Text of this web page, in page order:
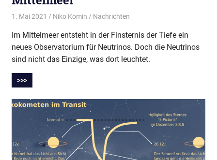
1. Mai 2021 Niko Komin Nachrichten
Im Mittelmeer entsteht in der Finsternis der Tiefe ein
neues Observatorium für Neutrinos. Doch die Neutrinos
sind nicht das Einzige, was dort leuchtet.
>>>